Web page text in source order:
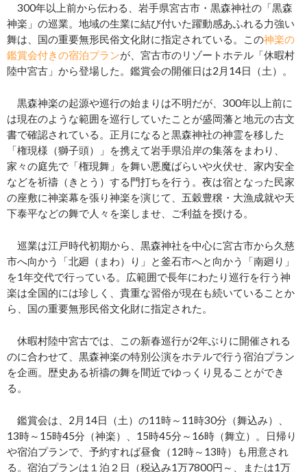
300年以上前から伝わる、岩手県宮古市・黒森神社の「黒森
神楽」の巡業。地域の生業に結び付いた躍動感あふれる力強い
舞は、国の重要無形民俗文化財に指定されている。この神楽の
鑑賞会付きの宿泊プランが、宮古市のリゾートホテル「休暇村
陸中宮古」から登場した。鑑賞会の開催日は2月14日（土）。
黒森神楽の起源や巡行の始まりは不明だが、300年以上前に
は現在のような範囲を巡行していたことが盛岡藩と地元の古文
書で確認されている。正月になると黒森神社の神霊を移した
「権現様（獅子頭）」を携えて岩手県沿岸の集落をまわり、
家々の庭先で「権現舞」を舞い悪魔ばらいや火伏せ、家内安全
などを祈禱（きとう）する門打ちを行う。夜は宿となった民家
の座敷に神楽幕を張り神楽を演じて、五穀豊穣・大漁成就や天
下泰平などの舞で人々を楽しませ、ご利益を授ける。
巡業は江戸時代初期から、黒森神社を中心に宮古市から久慈
市へ向かう「北廻（まわ）り」と釜石市へと向かう「南廻り」
を1年交代で行っている。広範囲で長年にわたり巡行を行う神
楽は全国的には珍しく、貴重な習俗が現在も続いていることか
ら、国の重要無形民俗文化財に指定された。
休暇村陸中宮古では、この新春巡行が2年ぶりに開催される
のに合わせて、黒森神楽の特別公演をホテルで行う宿泊プラン
を企画。歴史ある祈禱の舞を間近でゆっくり見ることができ
る。
鑑賞会は、2月14日（土）の11時～11時30分（舞込み）、
13時～15時45分（神楽）、15時45分～16時（舞立）。日帰り
や宿泊プランで、予約すれば昼食（12時～13時）も用意され
る。宿泊プランは１泊２日（税込み1万7800円～、または1万